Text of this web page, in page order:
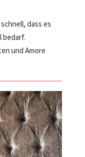
dass es
bedarf.
und Amore